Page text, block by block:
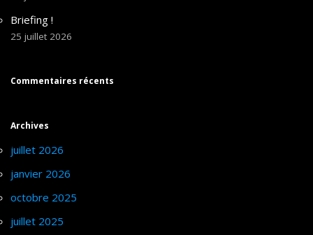
Briefing !
25 juillet 2026
Commentaires récents
Archives
juillet 2026
janvier 2026
octobre 2025
juillet 2025